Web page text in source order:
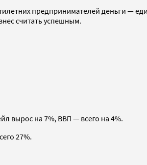
предпринимателей деньги —
считать успешным.
вырос на 7%, ВВП — всего на 4%.
27%.